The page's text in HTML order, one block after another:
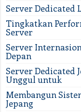
Server Dedicated
Tingkatkan
Server
Server
Depan
Server Dedicated
Unggul untuk
Membangun
Jepang